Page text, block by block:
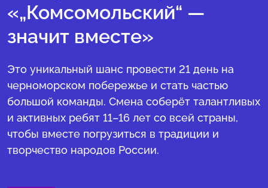
«„Комсомольский“ —
значит вместе»
Это уникальный шанс провести 21 день на
черноморском побережье и стать частью
большой команды. Смена соберёт талантливых
и активных ребят 11–16 лет со всей страны,
чтобы вместе погрузиться в традиции и
творчество народов России.